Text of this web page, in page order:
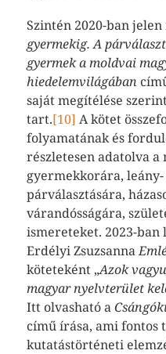
Szintén 2020-ban
gyermekig. A
gyermek a moldvai
hiedelemvilágában
saját megítélése
tart.[10] A kötet
folyamatának és
részletesen adatolva
gyermekkorára,
párválasztására,
várandósságára,
ismereteket. 2023-
Erdélyi Zsuzsanna
köteteként „Azok
magyar nyelvterület
Itt olvasható a
című írása, ami fontos
kutatástörténeti